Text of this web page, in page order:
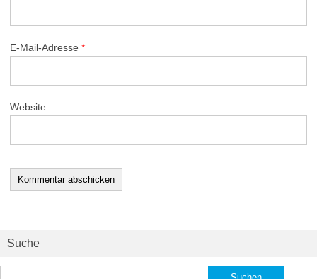
E-Mail-Adresse *
Website
Suche